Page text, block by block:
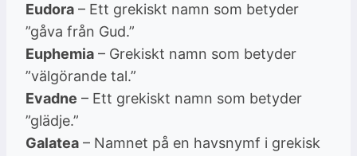
Eudora – Ett grekiskt namn som betyder
”gåva från Gud.”
Euphemia – Grekiskt namn som betyder
”välgörande tal.”
Evadne – Ett grekiskt namn som betyder
”glädje.”
Galatea – Namnet på en havsnymf i grekisk